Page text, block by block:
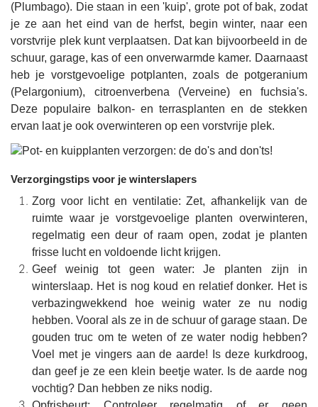
(Plumbago). Die staan in een 'kuip', grote pot of bak, zodat
je ze aan het eind van de herfst, begin winter, naar een
vorstvrije plek kunt verplaatsen. Dat kan bijvoorbeeld in de
schuur, garage, kas of een onverwarmde kamer. Daarnaast
heb je vorstgevoelige potplanten, zoals de potgeranium
(Pelargonium), citroenverbena (Verveine) en fuchsia's.
Deze populaire balkon- en terrasplanten en de stekken
ervan laat je ook overwinteren op een vorstvrije plek.
Verzorgingstips voor je winterslapers
Zorg voor licht en ventilatie: Zet, afhankelijk van de
ruimte waar je vorstgevoelige planten overwinteren,
regelmatig een deur of raam open, zodat je planten
frisse lucht en voldoende licht krijgen.
Geef weinig tot geen water: Je planten zijn in
winterslaap. Het is nog koud en relatief donker. Het is
verbazingwekkend hoe weinig water ze nu nodig
hebben. Vooral als ze in de schuur of garage staan. De
gouden truc om te weten of ze water nodig hebben?
Voel met je vingers aan de aarde! Is deze kurkdroog,
dan geef je ze een klein beetje water. Is de aarde nog
vochtig? Dan hebben ze niks nodig.